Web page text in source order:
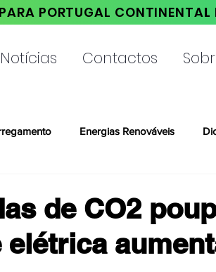
PORTUGAL CONTINENTAL
Notícias Contactos
Energias Renováveis
de CO2